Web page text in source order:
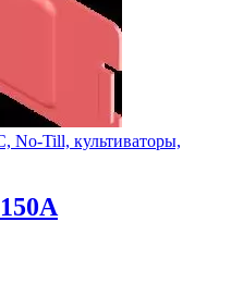
No-Till, культиваторы,